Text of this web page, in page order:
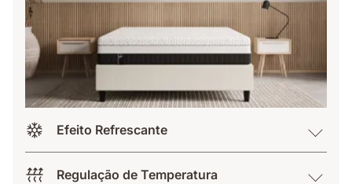
Efeito Refrescante
Regulação de Temperatura